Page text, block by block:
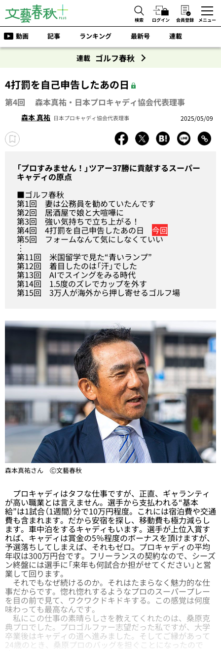
検索 ログイン 会員登録 メニュー
動画 記事 ランキング 最新号 連載
連載 ゴルフ春秋
4打罰を自己申告したあの日
第4回 森本真祐・日本プロキャディ協会代表理事
森本 真祐 日本プロキャディ協会代表理事 2025/05/09
「プロすみません！」ツアー37勝に貢献するスーパー
キャディの原点
■ゴルフ春秋
第1回 妻は公務員を勧めていたんです
第2回 居酒屋で娘と大喧嘩に
第3回 強い気持ちで立ち上がる！
第4回 4打罰を自己申告したあの日 今回
第5回 フォームなんて気にしなくていい
︙
第11回 米国留学で見た“青いランプ”
第12回 着目したのは「汗」でした
第13回 AIでスイングをみる時代
第14回 1.5度のズレでカップを外す
第15回 3万人が海外から押し寄せるゴルフ場
森本真祐さん Ⓒ文藝春秋
プロキャディはタフな仕事ですが、正直、ギャランティ
が高い職業とは言えません。選手から支払われる“基本
給”は1試合（1週間）分で10万円程度。これには宿泊費や交通
費も含まれます。だから安宿を探し、移動費も極力減らし
ます。車中泊をするキャディもいます。選手が上位入賞す
れば、キャディは賞金の5％程度のボーナスを頂けますが、
予選落ちしてしまえば、それもゼロ。プロキャディの平均
年収は300万円台です。フリーランスの契約なので、シーズ
ン終盤には選手に「来年も何試合か担がせてください」と営
業して回ります。
それでもなぜ続けるのか。それはたまらなく魅力的な仕
事だからです。惚れ惚れするようなプロのスーパープレー
を目の前で見て、ワクワクドキドキする。この感覚は何度
味わっても最高なんです。
私にこの仕事の素晴らしさを教えてくれたのは、桑原克
典プロでした。プロゴルファー志望だった私ですが、大学
卒業後はキャディの道へ進みました。そしてご縁があって
24歳のとき、桑原プロのバッグを担ぐことになったので